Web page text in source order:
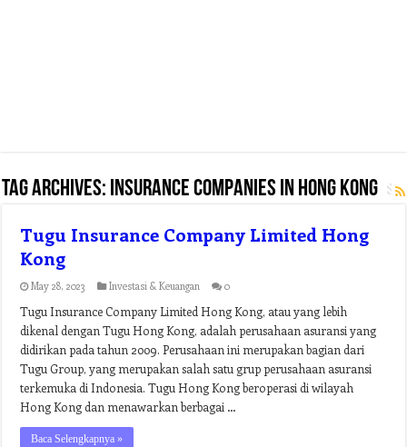
Tag Archives: insurance companies in hong kong
Tugu Insurance Company Limited Hong
Kong
May 28, 2023 Investasi & Keuangan 0
Tugu Insurance Company Limited Hong Kong, atau yang lebih
dikenal dengan Tugu Hong Kong, adalah perusahaan asuransi yang
didirikan pada tahun 2009. Perusahaan ini merupakan bagian dari
Tugu Group, yang merupakan salah satu grup perusahaan asuransi
terkemuka di Indonesia. Tugu Hong Kong beroperasi di wilayah
Hong Kong dan menawarkan berbagai …
Baca Selengkapnya »